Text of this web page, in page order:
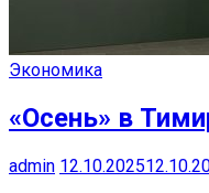
Экономика
«Осень» в
admin 12.10.2025